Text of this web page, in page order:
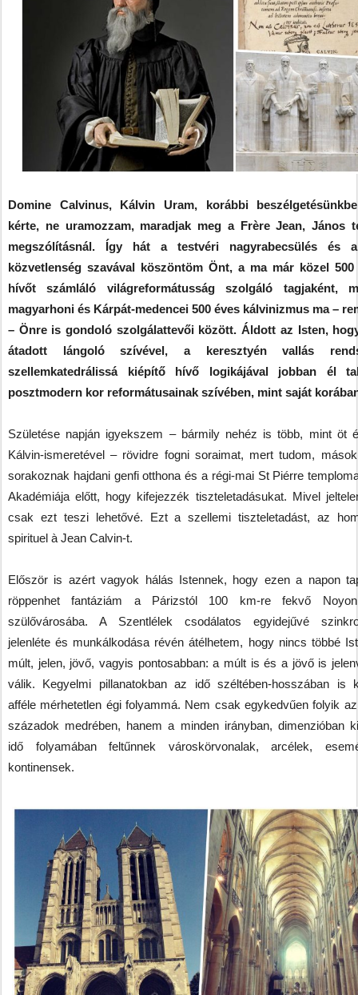
Domine Calvinus, Kálvin Uram, korábbi
kérte, ne uramozzam, maradjak meg a Frère Jean, János
megszólításnál. Így hát a testvéri nagyrabecsülés és
közvetlenség szavával köszöntöm Önt, a ma már közel
hívőt számláló világreformátusság szolgáló tagjaként,
magyarhoni és Kárpát-medencei 500 éves kálvinizmus ma –
– Önre is gondoló szolgálattevői között. Áldott az Isten,
átadott lángoló szívével, a keresztyén vallás
szellemkatedrálissá kiépítő hívő logikájával jobban él
posztmodern kor reformátusainak szívében, mint saját
Születése napján igyekszem – bármily nehéz is több, mint öt
Kálvin-ismeretével – rövidre fogni soraimat, mert tudom,
sorakoznak hajdani genfi otthona és a régi-mai St Piérre
Akadémiája előtt, hogy kifejezzék tiszteletadásukat. Mivel
csak ezt teszi lehetővé. Ezt a szellemi tiszteletadást, az
spirituel à Jean Calvin-t.
Először is azért vagyok hálás Istennek, hogy ezen a napon
röppenhet fantáziám a Párizstól 100 km-re fekvő
szülővárosába. A Szentlélek csodálatos egyidejűvé
jelenléte és munkálkodása révén átélhetem, hogy nincs többé
múlt, jelen, jövő, vagyis pontosabban: a múlt is és a jövő is
válik. Kegyelmi pillanatokban az idő széltében-hosszában is
afféle mérhetetlen égi folyammá. Nem csak egykedvűen folyik
századok medrében, hanem a minden irányban, dimenzióban
idő folyamában feltűnnek városkörvonalak, arcélek,
kontinensek.